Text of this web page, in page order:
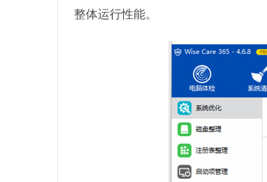
整体运行性能。